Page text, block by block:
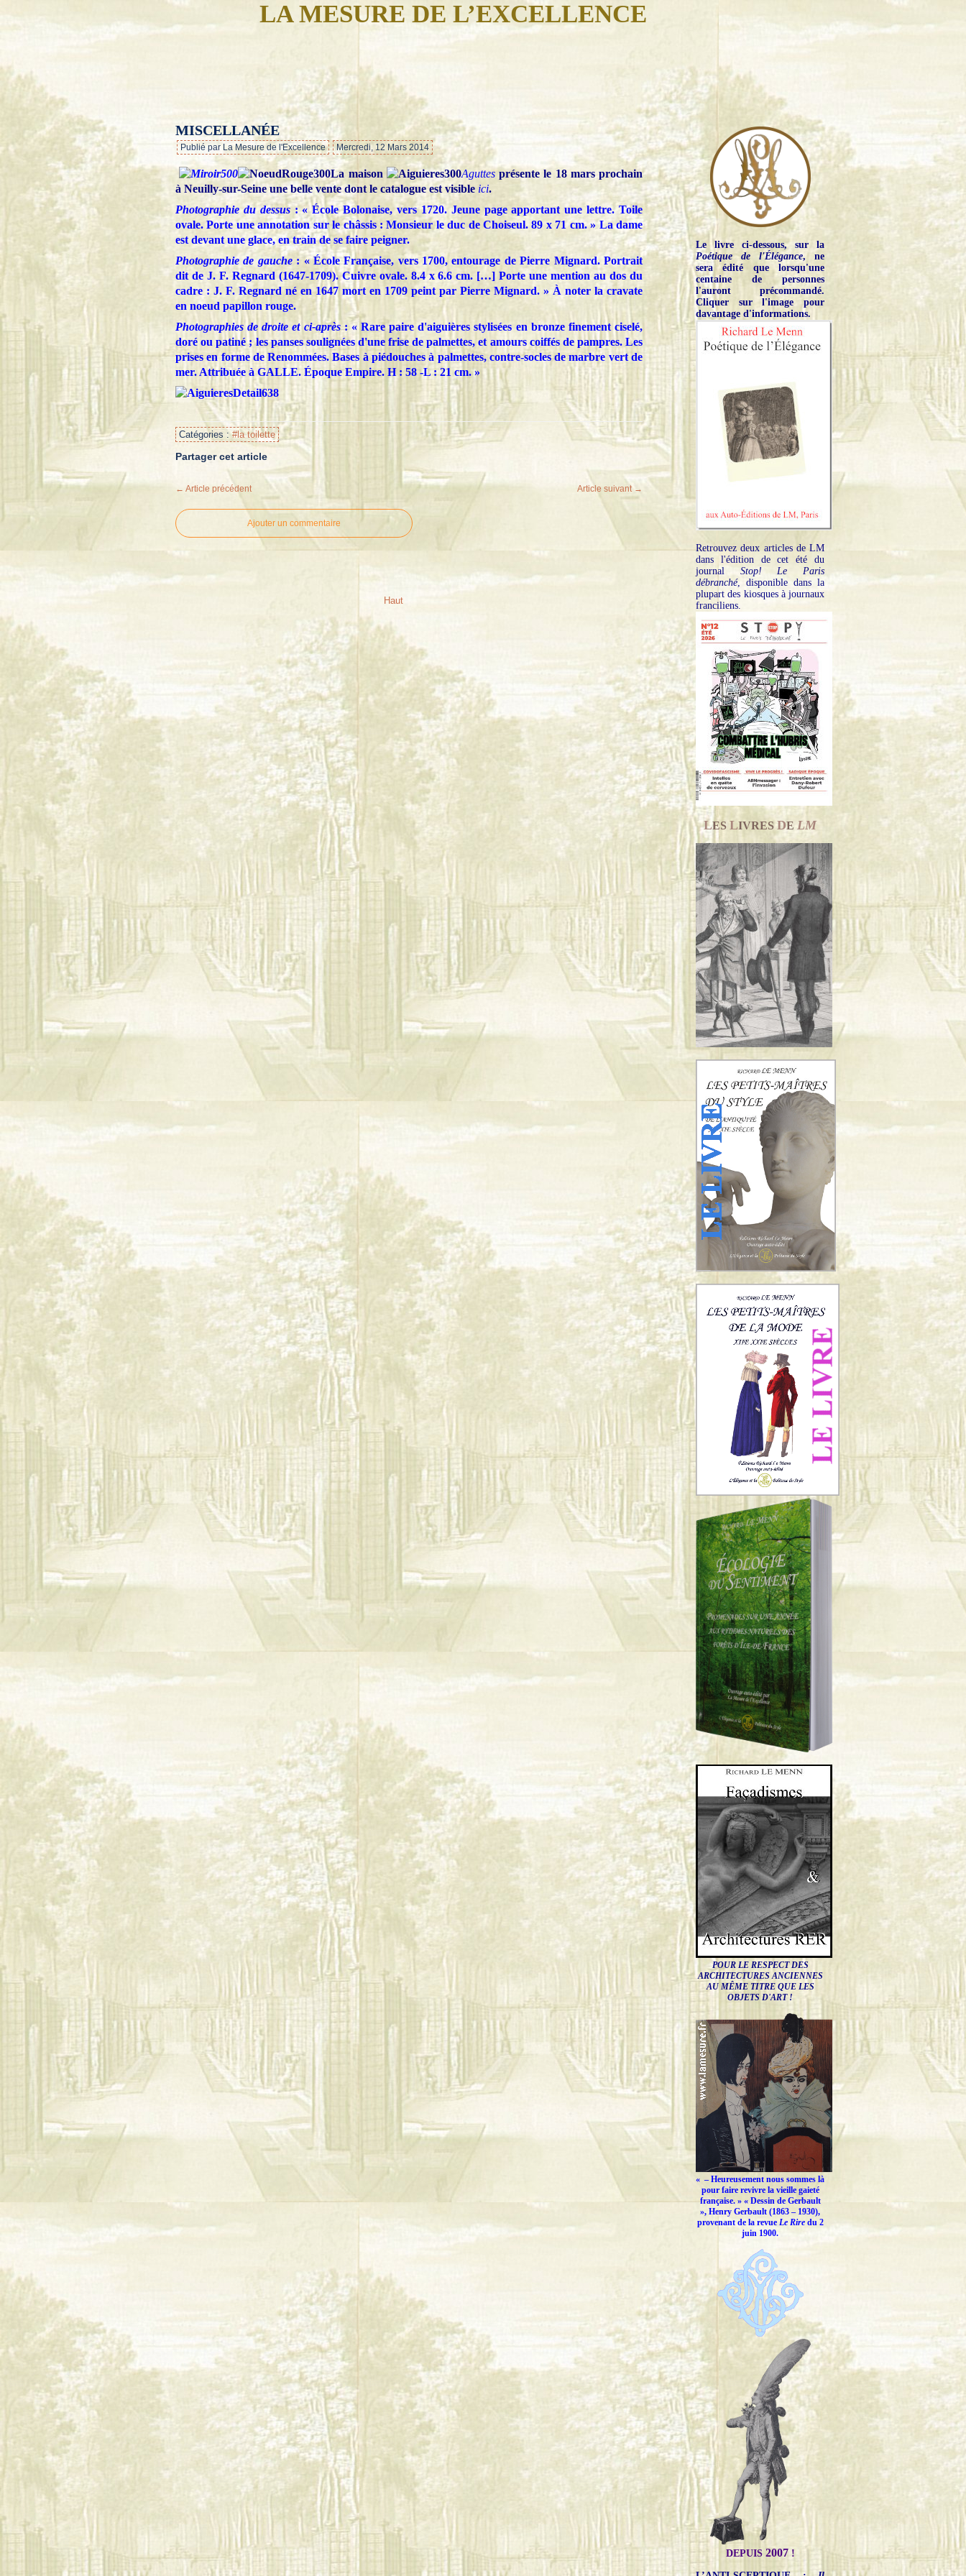
LA MESURE DE L’EXCELLENCE
…
MISCELLANÉE
Publié par La Mesure de l'Excellence Mercredi, 12 Mars 2014
La maison Aguttes présente le 18 mars prochain
à Neuilly-sur-Seine une belle vente dont le catalogue est visible ici.
Photographie du dessus : « École Bolonaise, vers 1720. Jeune page apportant une lettre. Toile
ovale. Porte une annotation sur le châssis : Monsieur le duc de Choiseul. 89 x 71 cm. » La dame
est devant une glace, en train de se faire peigner.
Photographie de gauche: « École Française, vers 1700, entourage de Pierre Mignard. Portrait
dit de J. F. Regnard (1647-1709). Cuivre ovale. 8.4 x 6.6 cm. […] Porte une mention au dos du
cadre : J. F. Regnard né en 1647 mort en 1709 peint par Pierre Mignard. » À noter la cravate
en noeud papillon rouge.
Photographies de droite et ci-après: « Rare paire d'aiguières stylisées en bronze finement ciselé,
doré ou patiné ; les panses soulignées d'une frise de palmettes, et amours coiffés de pampres. Les
prises en forme de Renommées. Bases à piédouches à palmettes, contre-socles de marbre vert de
mer. Attribuée à GALLE. Époque Empire. H : 58 -L : 21 cm. »
Catégories :#la toilette
Partager cet article
← Article précédent Article suivant →
Ajouter un commentaire
Haut
Le livre ci-dessous, sur la
Poétique de l'Élégance, ne
sera édité que lorsqu'une
centaine de personnes
l'auront précommandé.
Cliquer sur l'image pour
davantage d'informations.
Retrouvez deux articles de LM
dans l'édition de cet été du
journal Stop! Le Paris
débranché, disponible dans la
plupart des kiosques à journaux
franciliens.
LES LIVRESDE LM
POUR LE RESPECT DES
ARCHITECTURES ANCIENNES
AU MÊME TITRE QUE LES
OBJETS D'ART !
« – Heureusement nous sommes là
pour faire revivre la vieille gaieté
française.» « Dessin de Gerbault
», Henry Gerbault (1863 – 1930),
provenant de la revue Le Riredu 2
juin 1900.
DEPUIS 2007!